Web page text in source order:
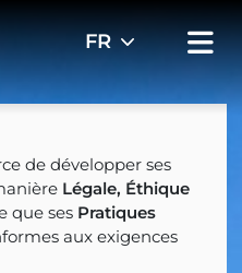
de développer ses
Légale, Éthique
que ses Pratiques
aux exigences